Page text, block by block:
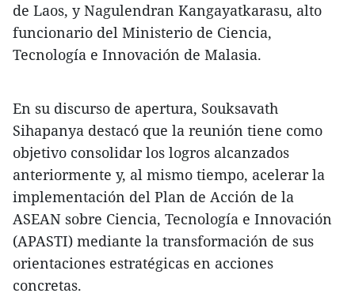
de Laos, y Nagulendran Kangayatkarasu, alto
funcionario del Ministerio de Ciencia,
Tecnología e Innovación de Malasia.
En su discurso de apertura, Souksavath
Sihapanya destacó que la reunión tiene como
objetivo consolidar los logros alcanzados
anteriormente y, al mismo tiempo, acelerar la
implementación del Plan de Acción de la
ASEAN sobre Ciencia, Tecnología e Innovación
(APASTI) mediante la transformación de sus
orientaciones estratégicas en acciones
concretas.